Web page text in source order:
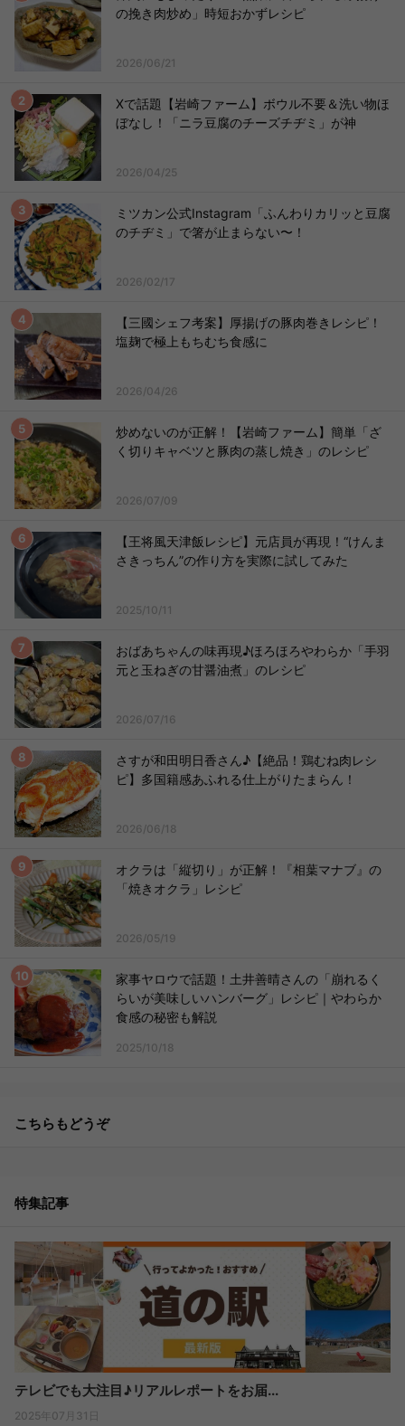
の挽き肉炒め」時短おかずレシピ
2026/06/21
Xで話題【岩崎ファーム】ボウル不要＆洗い物ほ
ぼなし！「ニラ豆腐のチーズチヂミ」が神
2026/04/25
ミツカン公式Instagram「ふんわりカリッと豆腐
のチヂミ」で箸が止まらない〜！
2026/02/17
【三國シェフ考案】厚揚げの豚肉巻きレシピ！
塩麹で極上もちむち食感に
2026/04/26
炒めないのが正解！【岩崎ファーム】簡単「ざ
く切りキャベツと豚肉の蒸し焼き」のレシピ
2026/07/09
【王将風天津飯レシピ】元店員が再現！“けんま
さきっちん”の作り方を実際に試してみた
2025/10/11
おばあちゃんの味再現♪ほろほろやわらか「手羽
元と玉ねぎの甘醤油煮」のレシピ
2026/07/16
さすが和田明日香さん♪【絶品！鶏むね肉レシ
ピ】多国籍感あふれる仕上がりたまらん！
2026/06/18
オクラは「縦切り」が正解！『相葉マナブ』の
「焼きオクラ」レシピ
2026/05/19
家事ヤロウで話題！土井善晴さんの「崩れるく
らいが美味しいハンバーグ」レシピ｜やわらか
食感の秘密も解説
2025/10/18
こちらもどうぞ
特集記事
テレビでも大注目♪リアルレポートをお届...
2025年07月31日